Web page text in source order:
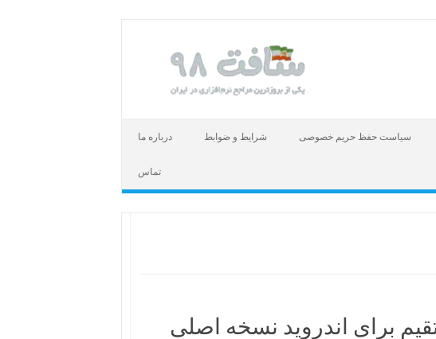
سیاست حفظ حریم خصوصی شرایط و ضوابط درباره ما
تماس
برای اندروید نسخه اصلی